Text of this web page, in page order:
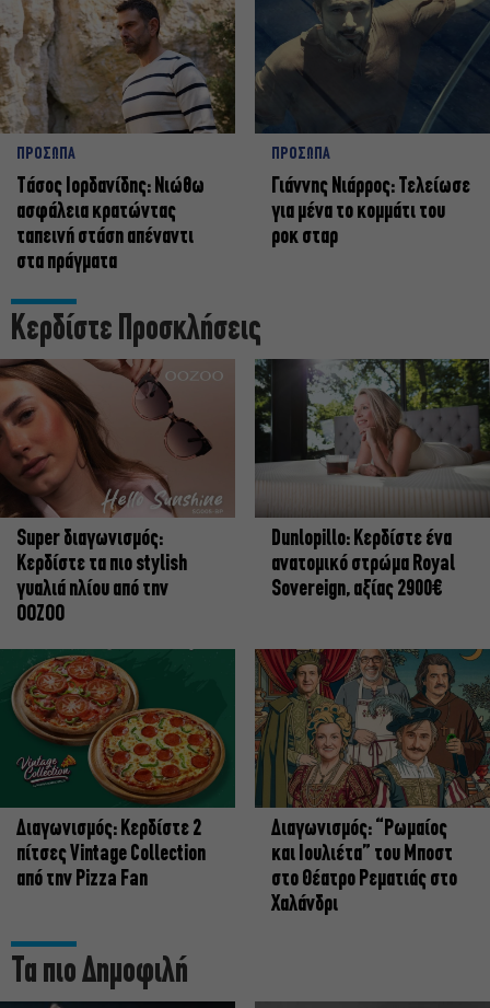
ΠΡΟΣΩΠΑ
Tάσος Ιορδανίδης: Νιώθω
ασφάλεια κρατώντας
ταπεινή στάση απέναντι
στα πράγματα
ΠΡΟΣΩΠΑ
Γιάννης Νιάρρος: Τελείωσε
για μένα το κομμάτι του
ροκ σταρ
Κερδίστε Προσκλήσεις
Super διαγωνισμός:
Κερδίστε τα πιο stylish
γυαλιά ηλίου από την
OOZOO
Dunlopillo: Κερδίστε ένα
ανατομικό στρώμα Royal
Sovereign, αξίας 2900€
Διαγωνισμός: Κερδίστε 2
πίτσες Vintage Collection
από την Pizza Fan
Διαγωνισμός: “Ρωμαίος
και Ιουλιέτα” του Μποστ
στο Θέατρο Ρεματιάς στο
Χαλάνδρι
Τα πιο Δημοφιλή